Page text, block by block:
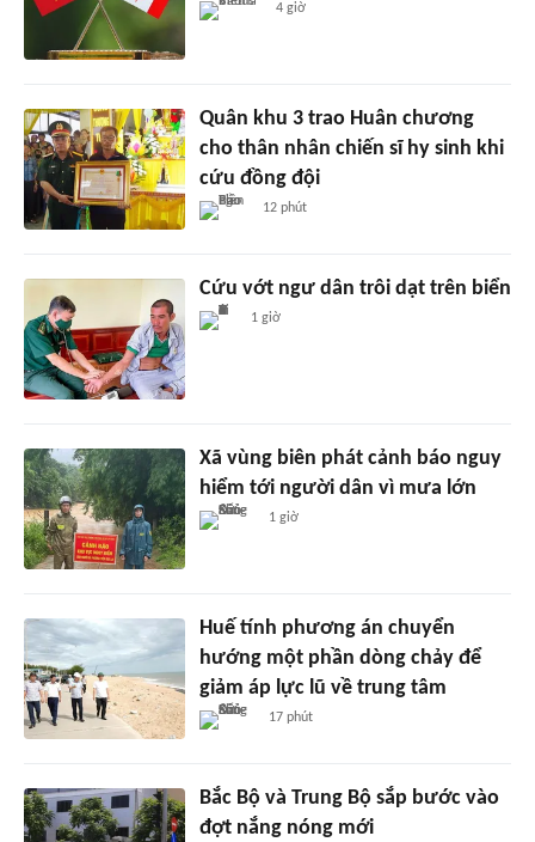
4 giờ
Quân khu 3 trao Huân chương
cho thân nhân chiến sĩ hy sinh khi
cứu đồng đội
12 phút
Cứu vớt ngư dân trôi dạt trên biển
1 giờ
Xã vùng biên phát cảnh báo nguy
hiểm tới người dân vì mưa lớn
1 giờ
Huế tính phương án chuyển
hướng một phần dòng chảy để
giảm áp lực lũ về trung tâm
17 phút
Bắc Bộ và Trung Bộ sắp bước vào
đợt nắng nóng mới